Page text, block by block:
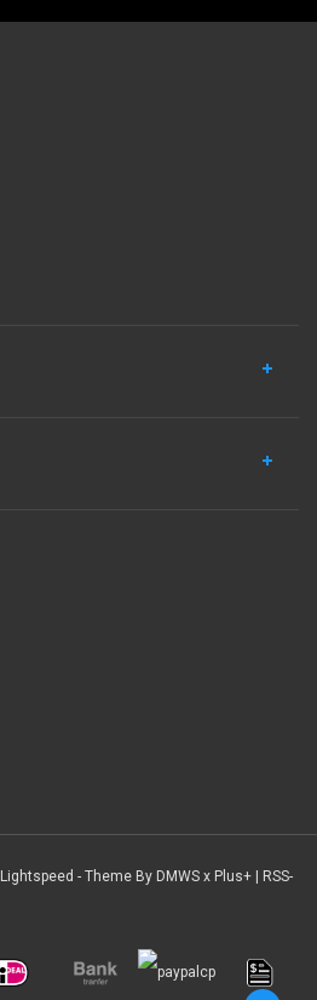
Lightspeed - Theme By DMWS x Plus+ RSS-